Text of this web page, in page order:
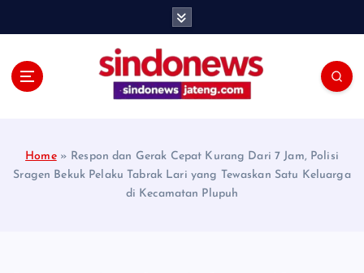
Home» Respon dan Gerak Cepat Kurang Dari 7 Jam, Polisi
Sragen Bekuk Pelaku Tabrak Lari yang Tewaskan Satu Keluarga
di Kecamatan Plupuh